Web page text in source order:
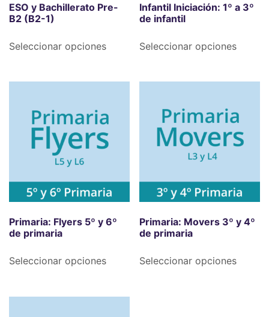
ESO y Bachillerato Pre-
B2 (B2-1)
Seleccionar opciones
Infantil Iniciación: 1º a 3º
de infantil
Seleccionar opciones
Primaria: Flyers 5º y 6º
de primaria
Seleccionar opciones
Primaria: Movers 3º y 4º
de primaria
Seleccionar opciones